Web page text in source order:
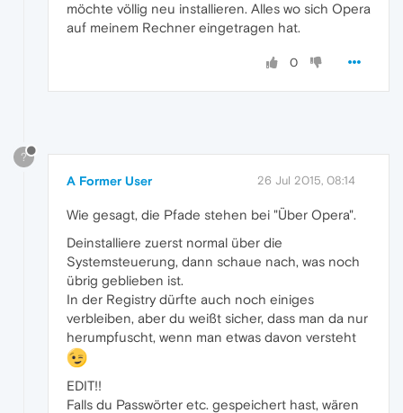
möchte völlig neu installieren. Alles wo sich Opera
auf meinem Rechner eingetragen hat.
0
?
A Former User 26 Jul 2015, 08:14
Wie gesagt, die Pfade stehen bei "Über Opera".
Deinstalliere zuerst normal über die
Systemsteuerung, dann schaue nach, was noch
übrig geblieben ist.
In der Registry dürfte auch noch einiges
verbleiben, aber du weißt sicher, dass man da nur
herumpfuscht, wenn man etwas davon versteht
EDIT!!
Falls du Passwörter etc. gespeichert hast, wären